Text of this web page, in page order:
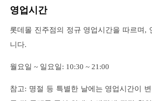
영업시간
롯데몰 진주점의 정규 영업시간을 따르며,
니다.
월요일 ~ 일요일: 10:30 ~ 21:00
참고: 명절 등 특별한 날에는 영업시간이